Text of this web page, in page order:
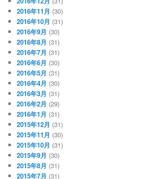
2016年11月 (30)
2016年10月 (31)
2016年9月 (30)
2016年8月 (31)
2016年7月 (31)
2016年6月 (30)
2016年5月 (31)
2016年4月 (30)
2016年3月 (31)
2016年2月 (29)
2016年1月 (31)
2015年12月 (31)
2015年11月 (30)
2015年10月 (31)
2015年9月 (30)
2015年8月 (31)
2015年7月 (31)